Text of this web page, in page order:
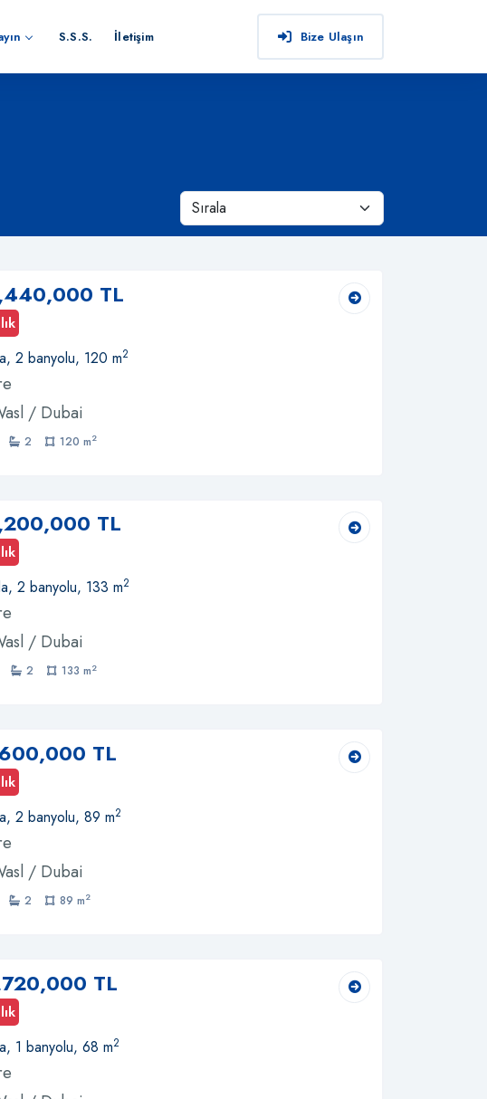
S.S.S. İletişim Bize Ulaşın
TL
2 banyolu, 120 m2
/ Dubai
2 120 m2
TL
2 banyolu, 133 m2
/ Dubai
2 133 m2
TL
2 banyolu, 89 m2
/ Dubai
2 89 m2
TL
1 banyolu, 68 m2